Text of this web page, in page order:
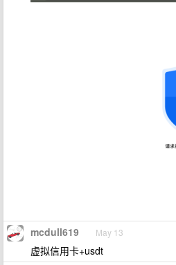
mcdull619 May 13
虚拟信用卡+usdt